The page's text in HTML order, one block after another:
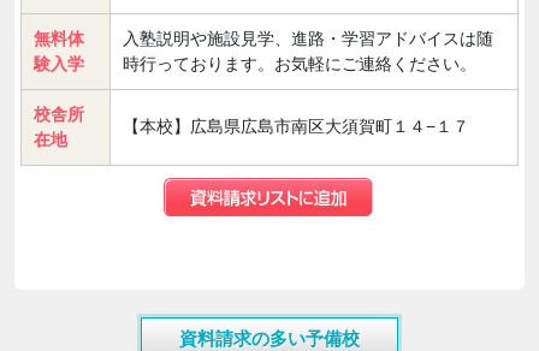
無料体
験入学
入塾説明や施設見学、進路・学習アドバイスは随
時行っております。お気軽にご連絡ください。
校舎所
在地
【本校】広島県広島市南区大須賀町１４−１７
資料請求の多い予備校